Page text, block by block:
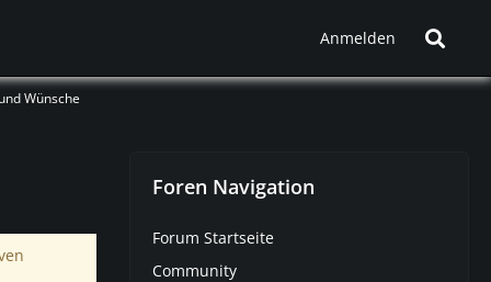
Anmelden
Wünsche
Foren Navigation
Forum Startseite
Community